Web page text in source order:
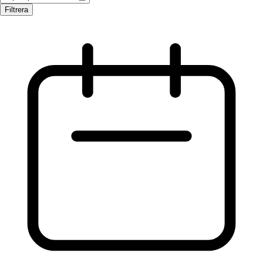
Filtrera